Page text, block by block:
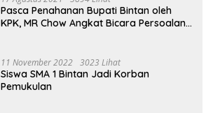
Pasca Penahanan Bupati Bintan oleh
KPK, MR Chow Angkat Bicara Persoalan
11 November 2022 3023 Lihat
Siswa SMA 1 Bintan Jadi Korban
Pemukulan